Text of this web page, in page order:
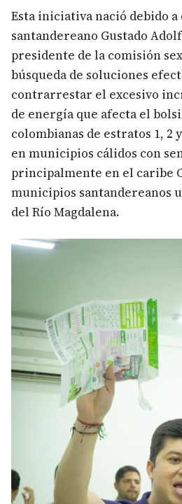
Esta iniciativa nació debido a
santandereano Gustado
presidente de la comisión
búsqueda de soluciones
contrarrestar el excesivo
de energía que afecta el
colombianas de estratos 1, 2
en municipios cálidos con
principalmente en el caribe
municipios santandereanos
del Río Magdalena.